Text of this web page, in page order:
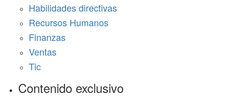
Habilidades directivas
Recursos Humanos
Finanzas
Ventas
Tic
Contenido exclusivo